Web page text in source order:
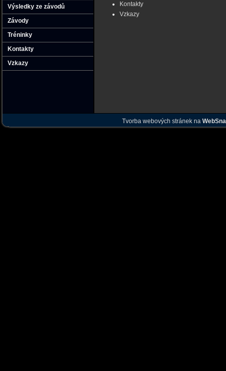
Výsledky ze závodů
Závody
Tréninky
Kontakty
Vzkazy
Kontakty
Vzkazy
Tvorba webových stránek na